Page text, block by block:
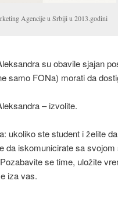
Agencije u Srbiji u 2013.godini
su obavile sjajan
samo FONa) morati da
– izvolite.
ukoliko ste student i želite
da iskomunicirate sa
se time, uložite
iza vas.